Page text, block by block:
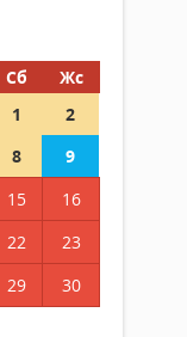
Сб
Жс
1
2
8
9
15
16
22
23
29
30